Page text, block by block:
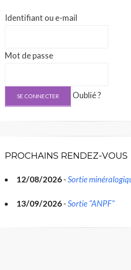
Identifiant ou e-mail
Mot de passe
Oublié ?
PROCHAINS RENDEZ-VOUS
12/08/2026-Sortie
13/09/2026-Sortie "ANPF"